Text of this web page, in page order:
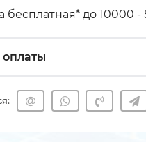
бесплатная* до 10000
оплаты